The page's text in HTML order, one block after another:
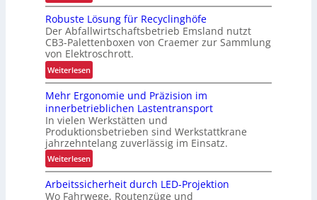
V
o
n
d
e
r
L
a
d
e
n
w
a
a
g
Robuste Lösung für Recyclinghöfe
Der Abfallwirtschaftsbetrieb Emsland nutzt
CB3-Palettenboxen von Craemer zur Sammlung
von Elektroschrott.
Weiterlesen:
R
o
b
u
s
t
e
ö
Mehr Ergonomie und Präzision im
innerbetrieblichen Lastentransport
In vielen Werkstätten und
Produktionsbetrieben sind Werkstattkrane
jahrzehntelang zuverlässig im Einsatz.
Weiterlesen:
M
e
Arbeitssicherheit durch LED-Projektion
Wo Fahrwege, Routenzüge und